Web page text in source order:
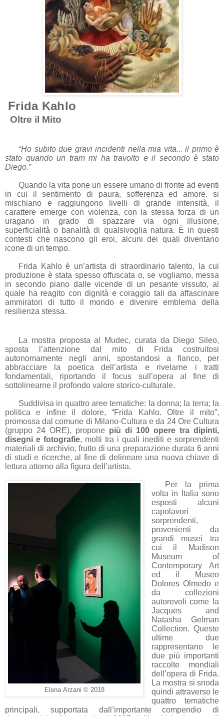
Frida Kahlo
Oltre il Mito
“Ho subito due gravi incidenti nella mia vita... il primo è
stato quando un tram mi ha travolto e il secondo è stato
Diego.”
Quando la vita pone un essere umano di fronte ad eventi
in cui il sentimento di paura, sofferenza ed amore, si
mischiano e raggiungono livelli di grande intensità, il
carattere emerge con violenza, con la stessa forza di un
uragano in grado di spazzare via ogni illusione,
superficialità o banalità di qualsivoglia natura. È in questi
contesti che nascono gli eroi, alcuni dei quali diventano
icone di un tempo.
Frida Kahlo è un’artista di straordinario talento, la cui
produzione è stata spesso offuscata o, se vogliamo, messa
in secondo piano dalle vicende di un pesante vissuto, al
quale ha reagito con dignità e coraggio tali da affascinare
ammiratori di tutto il mondo e divenire emblema della
resilienza stessa.
La mostra proposta al Mudec, curata da Diego Sileo,
sposta l’attenzione dal mito di Frida costruitosi
autonomamente negli anni, spostandosi a fianco, per
abbracciare la poetica dell’artista e rivelarne i tratti
fondamentali, riportando il focus sull’opera al fine di
sottolinearne il profondo valore storico-culturale.
Suddivisa in quattro aree tematiche: la donna; la terra; la
politica e infine il dolore, “Frida Kahlo. Oltre il mito”,
promossa dal comune di Milano-Cultura e da 24 Ore Cultura
(gruppo 24 ORE), propone più di 100 opere tra dipinti,
disegni e fotografie, molti tra i quali inediti e sorprendenti
materiali di archivio, frutto di una preparazione durata 6 anni
di studi e ricerche, al fine di delineare una nuova chiave di
lettura attorno alla figura dell’artista.
Elena Arzani © 2018
Per la prima
volta in Italia sono
esposti alcuni
capolavori
sorprendenti,
provenienti da
grandi musei tra
cui il Madison
Museum of
Contemporary Art
ed il Museo
Dolores Olmedo e
da collezioni
autorevoli come la
Jacques and
Natasha Gelman
Collection. Queste
ultime due
rappresentano le
due più importanti
raccolte mondiali
dell’opera di Frida.
La mostra si snoda
quindi attraverso le
quattro tematiche
principali, supportata dall’importante compendio di